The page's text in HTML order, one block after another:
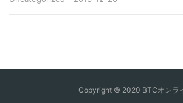
Copyright © 2020 BTCオンラ